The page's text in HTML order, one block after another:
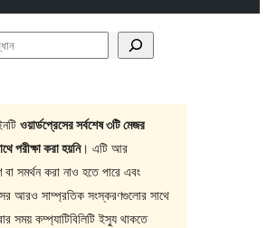
ওয়ার্ডপ্রেসের সর্বশেষ ৩টি মেজর
পরীক্ষা করা হয়নি। এটি আর
বা সমর্থন করা নাও হতে পারে এবং
আরও সাম্প্রতিক সংস্করণগুলোর সাথে
সময় কম্প্যাটিবিলিটি ইস্যু থাকতে